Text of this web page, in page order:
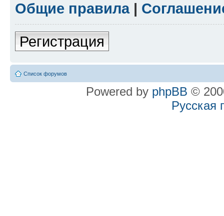
Общие правила|
Регистрация
Список форумов
Powered by phpBB ©
Русская